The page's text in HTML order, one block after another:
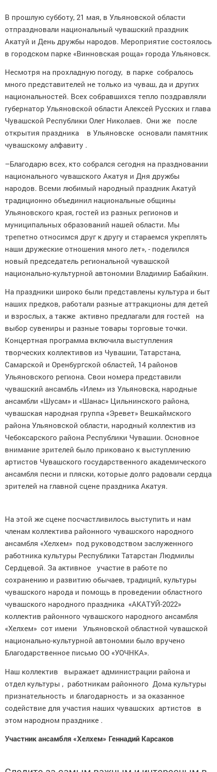
В прошлую субботу, 21 мая, в Ульяновской области
отпраздновали национальный чувашский праздник
Акатуй и День дружбы народов. Мероприятие состоялось
в городском парке «Винновская роща» города Ульяновск.
Несмотря на прохладную погоду, в парке собралось
много представителей не только из чуваш, да и других
национальностей. Всех собравшихся тепло поздравляли
губернатор Ульяновской области Алексей Русских и глава
Чувашской Республики Олег Николаев. Они же после
открытия праздника в Ульяновске основали памятник
чувашскому алфавиту .
–Благодарю всех, кто собрался сегодня на праздновании
национального чувашского Акатуя и Дня дружбы
народов. Всеми любимый народный праздник Акатуй
традиционно объединил национальные общины
Ульяновского края, гостей из разных регионов и
муниципальных образований нашей области. Мы
трепетно относимся друг к другу и стараемся укреплять
наши дружеские отношения много лет», - поделился
новый председатель региональной чувашской
национально-культурной автономии Владимир Бабайкин.
На праздники широко были представлены культура и быт
наших предков, работали разные аттракционы для детей
и взрослых, а также активно предлагали для гостей на
выбор сувениры и разные товары торговые точки.
Концертная программа включила выступления
творческих коллективов из Чувашии, Татарстана,
Самарской и Оренбургской областей, 14 районов
Ульяновского региона. Свои номера представили
чувашский ансамбль «Илем» из Ульяновска, народные
ансамбли «Шусам» и «Шанас» Цильнинского района,
чувашская народная группа «Эревет» Вешкаймского
района Ульяновской области, народный коллектив из
Чебоксарского района Республики Чувашии. Основное
внимание зрителей было приковано к выступлению
артистов Чувашского государственного академического
ансамбля песни и пляски, которые долго радовали сердца
зрителей на главной сцене праздника Акатуя.
На этой же сцене посчастливилось выступить и нам
членам коллектива районного чувашского народного
ансамбля «Хелхем» под руководством заслуженного
работника культуры Республики Татарстан Людмилы
Сердцевой. За активное участие в работе по
сохранению и развитию обычаев, традиций, культуры
чувашского народа и помощь в проведении областного
чувашского народного праздника «АКАТУЙ-2022»
коллектив районного чувашского народного ансамбля
«Хелхем» сот имени Ульяновской областной чувашской
национально-культурной автономии было вручено
Благодарственное письмо ОО «УОЧНКА».
Наш коллектив выражает администрации района и
отдел культуры , работникам районного Дома культуры
признательность и благодарность и за оказанное
содействие для участия наших чувашских артистов в
этом народном празднике .
Участник ансамбля «Хелхем» Геннадий Карсаков